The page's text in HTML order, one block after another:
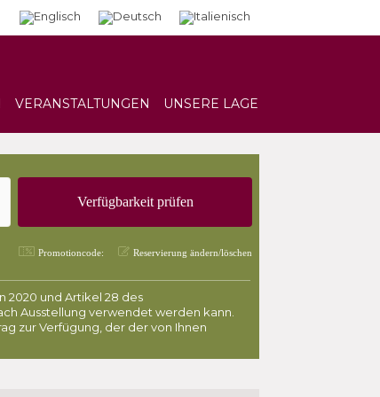
UNSERE LAGE
VERANSTALTUNGEN
Promotioncode: Reservierung ändern/löschen
2020 und Artikel 28 des
Ausstellung verwendet werden kann.
zur Verfügung, der der von Ihnen